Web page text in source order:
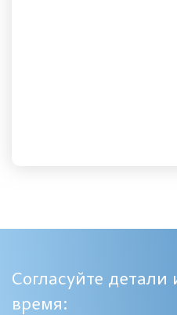
Согласуйте детали
время: